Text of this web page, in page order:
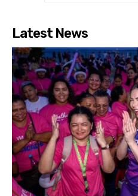
Latest News